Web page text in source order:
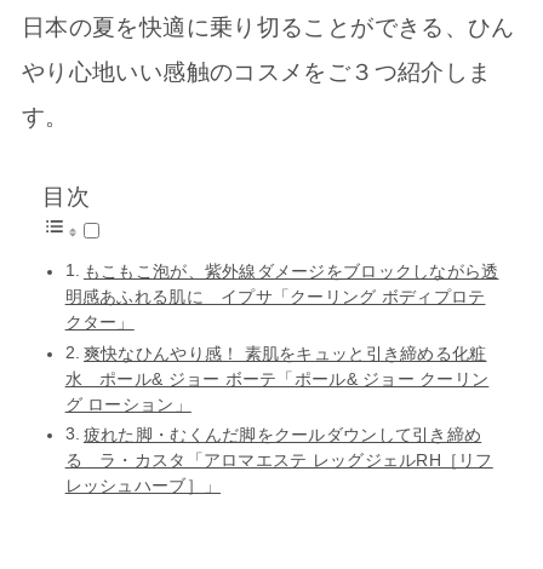
日本の夏を快適に乗り切ることができる、ひん
やり心地いい感触のコスメをご３つ紹介しま
す。
目次
もこもこ泡が、紫外線ダメージをブロックしながら透
明感あふれる肌に イプサ「クーリング ボディプロテ
クター」
爽快なひんやり感！ 素肌をキュッと引き締める化粧
水 ポール& ジョー ボーテ「ポール& ジョー クーリン
グ ローション」
疲れた脚・むくんだ脚をクールダウンして引き締め
る ラ・カスタ「アロマエステ レッグジェルRH［リフ
レッシュハーブ］」